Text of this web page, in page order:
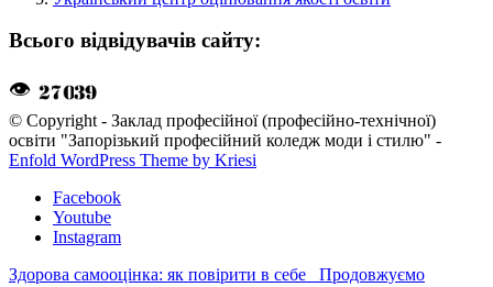
Всього відвідувачів сайту:
👁
© Copyright - Заклад професійної (професійно-технічної)
освіти "Запорізький професійний коледж моди і стилю" -
Enfold WordPress Theme by Kriesi
Facebook
Youtube
Instagram
Здорова самооцінка: як повірити в себе
Продовжуємо